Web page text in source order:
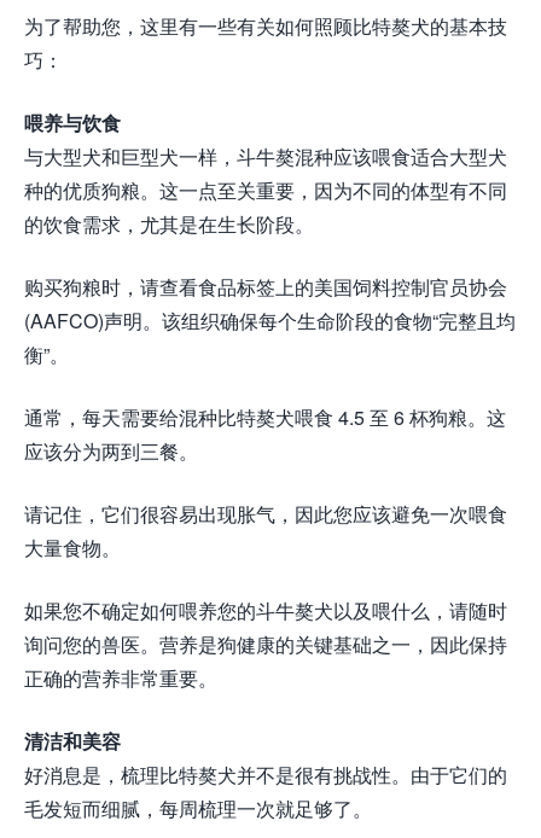
为了帮助您，这里有一些有关如何照顾比特獒犬的基本技
巧：
喂养与饮食
与大型犬和巨型犬一样，斗牛獒混种应该喂食适合大型犬
种的优质狗粮。这一点至关重要，因为不同的体型有不同
的饮食需求，尤其是在生长阶段。
购买狗粮时，请查看食品标签上的美国饲料控制官员协会
(AAFCO)声明。该组织确保每个生命阶段的食物“完整且均
衡”。
通常，每天需要给混种比特獒犬喂食 4.5 至 6 杯狗粮。这
应该分为两到三餐。
请记住，它们很容易出现胀气，因此您应该避免一次喂食
大量食物。
如果您不确定如何喂养您的斗牛獒犬以及喂什么，请随时
询问您的兽医。营养是狗健康的关键基础之一，因此保持
正确的营养非常重要。
清洁和美容
好消息是，梳理比特獒犬并不是很有挑战性。由于它们的
毛发短而细腻，每周梳理一次就足够了。